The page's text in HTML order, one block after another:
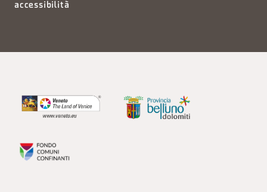
accessibilità